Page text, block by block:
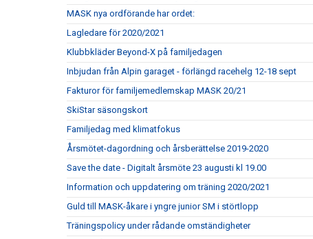
MASK nya ordförande har ordet:
Lagledare för 2020/2021
Klubbkläder Beyond-X på familjedagen
Inbjudan från Alpin garaget - förlängd racehelg 12-18 sept
Fakturor för familjemedlemskap MASK 20/21
SkiStar säsongskort
Familjedag med klimatfokus
Årsmötet-dagordning och årsberättelse 2019-2020
Save the date - Digitalt årsmöte 23 augusti kl 19.00
Information och uppdatering om träning 2020/2021
Guld till MASK-åkare i yngre junior SM i störtlopp
Träningspolicy under rådande omständigheter